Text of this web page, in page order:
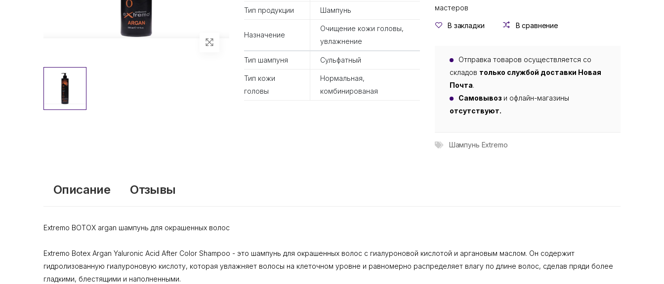
Тип продукции Шампунь
Назначение
Очищение кожи головы,
увлажнение
Тип шампуня Сульфатный
Тип кожи
головы
Нормальная,
комбинированая
мастеров
В закладки В сравнение
Отправка товаров осуществляется со
складов только службой доставки Новая
Почта.
Самовывоз и офлайн-магазины
отсутствуют.
Шампунь Extremo
Описание Отзывы
Extremo BOTOX argan шампунь для окрашенных волос
Extremo Botex Argan Yaluronic Acid After Color Shampoo - это шампунь для окрашенных волос с гиалуроновой кислотой и аргановым маслом. Он содержит
гидролизованную гиалуроновую кислоту, которая увлажняет волосы на клеточном уровне и равномерно распределяет влагу по длине волос, сделав пряди более
гладкими, блестящими и наполненными.